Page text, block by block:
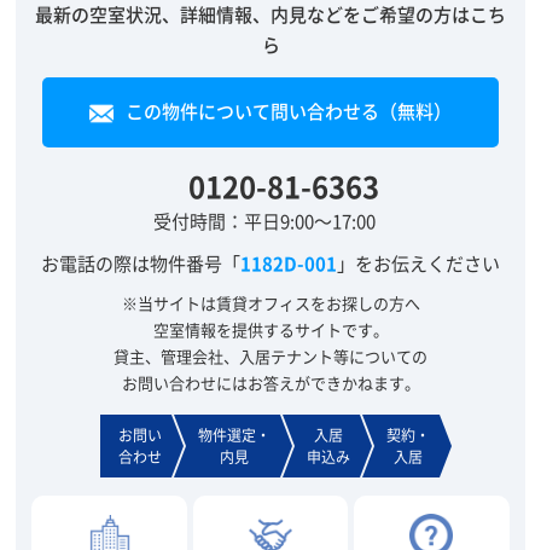
最新の空室状況、詳細情報、内見などをご希望の方はこち
ら
この物件について問い合わせる（無料）
0120-81-6363
受付時間：平日9:00～17:00
お電話の際は物件番号「1182D-001 」をお伝えください
※当サイトは賃貸オフィスをお探しの方へ
空室情報を提供するサイトです。
貸主、管理会社、入居テナント等についての
お問い合わせにはお答えができかねます。
お問い
合わせ
物件選定・
内見
入居
申込み
契約・
入居